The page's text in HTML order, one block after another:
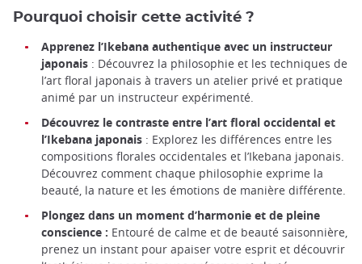
Pourquoi choisir cette activité ?
Apprenez l’Ikebana authentique avec un instructeur
japonais : Découvrez la philosophie et les techniques de
l’art floral japonais à travers un atelier privé et pratique
animé par un instructeur expérimenté.
Découvrez le contraste entre l’art floral occidental et
l’Ikebana japonais : Explorez les différences entre les
compositions florales occidentales et l’Ikebana japonais.
Découvrez comment chaque philosophie exprime la
beauté, la nature et les émotions de manière différente.
Plongez dans un moment d’harmonie et de pleine
conscience : Entouré de calme et de beauté saisonnière,
prenez un instant pour apaiser votre esprit et découvrir